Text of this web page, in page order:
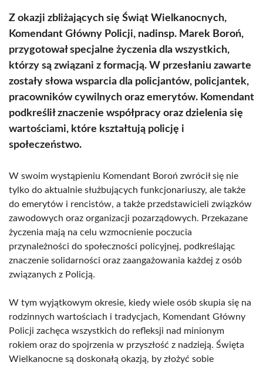
Z okazji zbliżających się Świąt Wielkanocnych,
Komendant Główny Policji, nadinsp. Marek Boroń,
przygotował specjalne życzenia dla wszystkich,
którzy są związani z formacją. W przesłaniu zawarte
zostały słowa wsparcia dla policjantów, policjantek,
pracowników cywilnych oraz emerytów. Komendant
podkreślił znaczenie współpracy oraz dzielenia się
wartościami, które kształtują policję i
społeczeństwo.
W swoim wystąpieniu Komendant Boroń zwrócił się nie
tylko do aktualnie służbujących funkcjonariuszy, ale także
do emerytów i rencistów, a także przedstawicieli związków
zawodowych oraz organizacji pozarządowych. Przekazane
życzenia mają na celu wzmocnienie poczucia
przynależności do społeczności policyjnej, podkreślając
znaczenie solidarności oraz zaangażowania każdej z osób
związanych z Policją.
W tym wyjątkowym okresie, kiedy wiele osób skupia się na
rodzinnych wartościach i tradycjach, Komendant Główny
Policji zachęca wszystkich do refleksji nad minionym
rokiem oraz do spojrzenia w przyszłość z nadzieją. Święta
Wielkanocne są doskonałą okazją, by złożyć sobie